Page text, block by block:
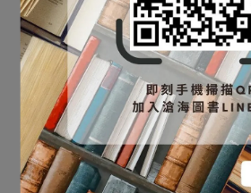
⛔書籍商品一經拆除膠膜，
除非瑕疵換書不提供退貨與
管理數學(第十一版) [趙可